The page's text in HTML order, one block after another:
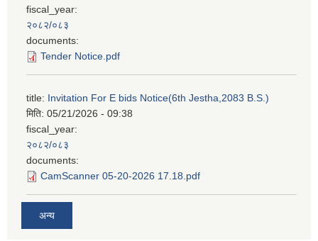
fiscal_year:
२०८२/०८३
documents:
Tender Notice.pdf
title: Invitation For E bids Notice(6th Jestha,2083 B.S.)
मिति: 05/21/2026 - 09:38
fiscal_year:
२०८२/०८३
documents:
CamScanner 05-20-2026 17.18.pdf
अन्य